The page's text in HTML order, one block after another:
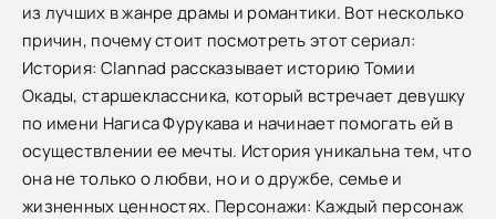
из лучших в жанре драмы и романтики. Вот несколько
причин, почему стоит посмотреть этот сериал:
История: Clannad рассказывает историю Томии
Окады, старшеклассника, который встречает девушку
по имени Нагиса Фурукава и начинает помогать ей в
осуществлении ее мечты. История уникальна тем, что
она не только о любви, но и о дружбе, семье и
жизненных ценностях. Персонажи: Каждый персонаж